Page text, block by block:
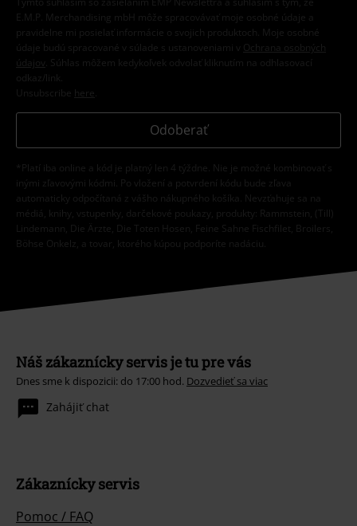
E.M.P. Merchandising mbH môže spracovávať moje osobné údaje a
pravidelne mi posielať informácie o svojich produktoch. Moje osobné
údaje budú spracované v súlade s ustanoveniami v
Ochrana osobných
údajov
. Súhlas môžem kedykoľvek odvolať kliknutím na odhlasovací
odkaz/link.
Unsubscribe here
Odoberať
*Platí iba online a kód je platný len 4 týždne. Nie je možné kombinovať s
inými zľavovými kódmi. Po vložení a potvrdení kódu bude zľava
automaticky odpočítaná z vášho nákupného košíka. Nevzťahuje sa na
médiá, knihy, vstupenky, darčekové poukazy, produkty: Rammstein, (Till)
Lindemann, Die Ärzte, Die Toten Hosen, Feine Sahne Fischfilet, Broilers,
Böhse Onkelz, a tovar, ktorého kúpou podporíte nadáciu.
Náš zákaznícky servis je tu pre vás
Dnes sme k dispozicii: do 17:00 hod. Dozvedieť sa viac
Zahájiť chat
Zákaznícky servis
Pomoc / FAQ